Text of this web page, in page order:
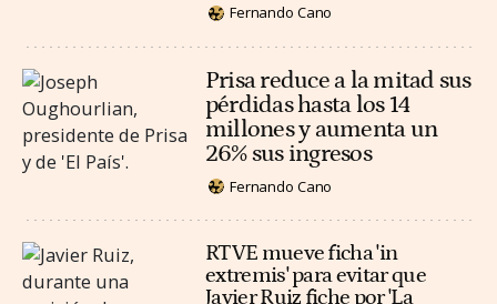
Fernando Cano
Prisa reduce a la mitad sus
pérdidas hasta los 14
millones y aumenta un
26% sus ingresos
Fernando Cano
RTVE mueve ficha 'in
extremis' para evitar que
Javier Ruiz fiche por 'La